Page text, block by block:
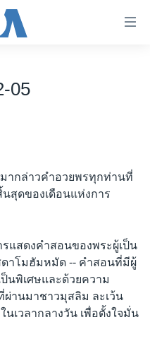
05
ากล่าวคำอวยพรทุกท่านที่
สุดของเดือนแห่งการ
แสดงคำสอนของพระผู้เป็น
าโมฮัมหมัด -- คำสอนที่มีผู้
นพิเศษและด้วยความ
ผ่านมาชาวมุสลิม ละเว้น
เวลากลางวัน เพื่อตั้งใจมั่น